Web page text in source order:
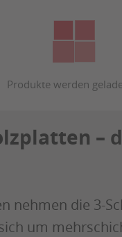
–
nehmen die 3-
um